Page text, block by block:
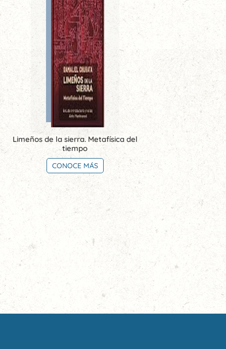
Limeños de la sierra. Metafísica del
tiempo
CONOCE MÁS